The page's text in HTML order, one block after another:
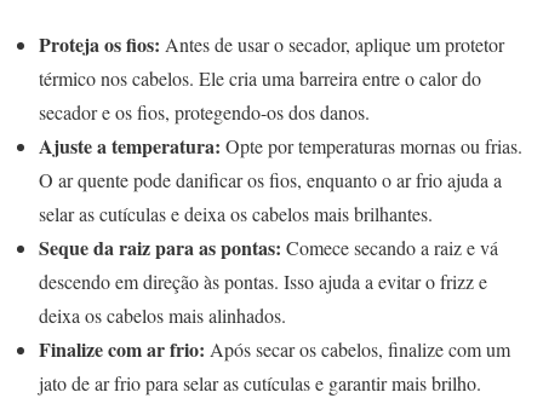
Proteja os fios: Antes de usar o secador, aplique um protetor
térmico nos cabelos. Ele cria uma barreira entre o calor do
secador e os fios, protegendo-os dos danos.
Ajuste a temperatura: Opte por temperaturas mornas ou frias.
O ar quente pode danificar os fios, enquanto o ar frio ajuda a
selar as cutículas e deixa os cabelos mais brilhantes.
Seque da raiz para as pontas: Comece secando a raiz e vá
descendo em direção às pontas. Isso ajuda a evitar o frizz e
deixa os cabelos mais alinhados.
Finalize com ar frio: Após secar os cabelos, finalize com um
jato de ar frio para selar as cutículas e garantir mais brilho.